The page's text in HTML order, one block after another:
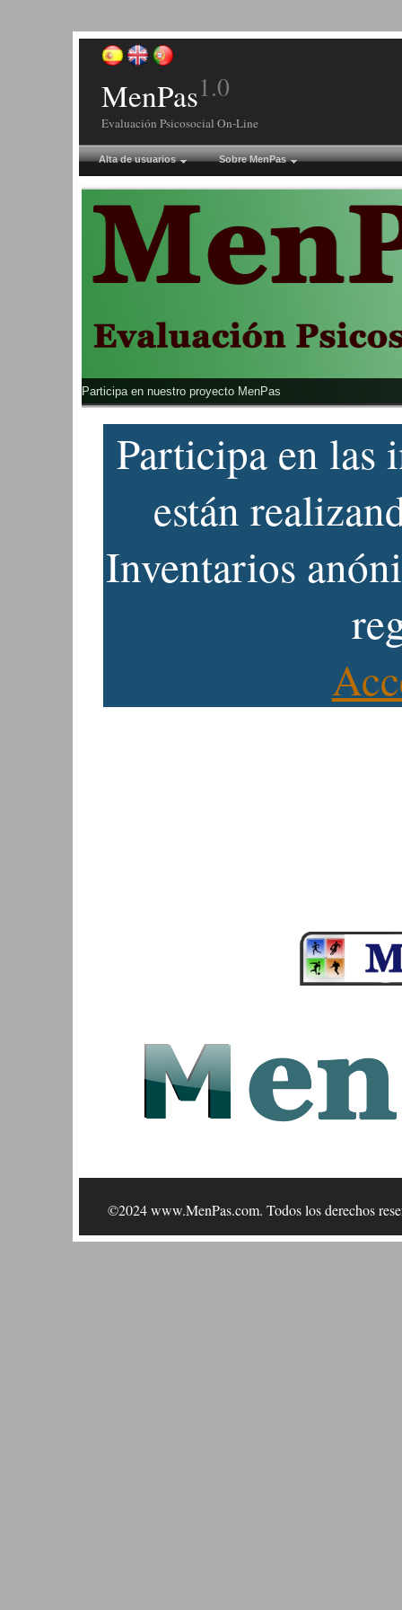
MenPas1.0
Evaluación Psicosocial On-Line
Alta de usuarios Sobre MenPas
Participa en nuestro proyecto MenPas
Participa en las
están
Inventarios
©2024 www.MenPas.com. Todos los derechos